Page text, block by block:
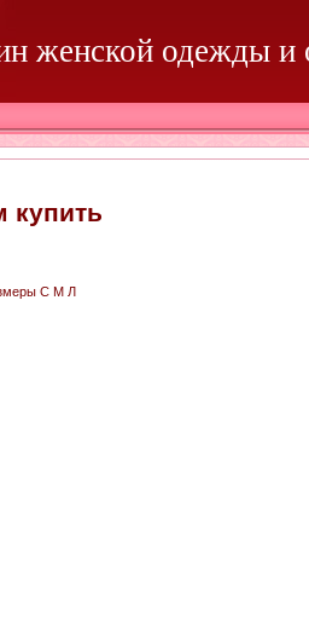
женской одежды и
купить
С М Л